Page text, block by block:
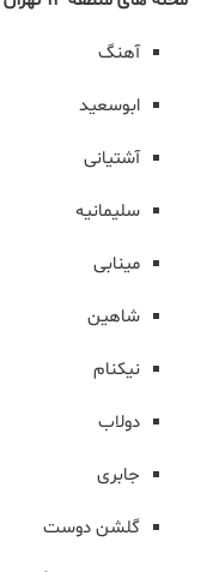
آهنگ
ابوسعید
آشتیانی
سلیمانیه
مینابی
شاهین
نیکنام
دولاب
جابری
گلشن دوست